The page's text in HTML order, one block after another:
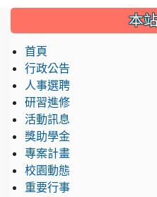
::: 本
首頁
行政公告
人事選聘
研習進修
活動訊息
獎助學金
專案計畫
校園動態
重要行事